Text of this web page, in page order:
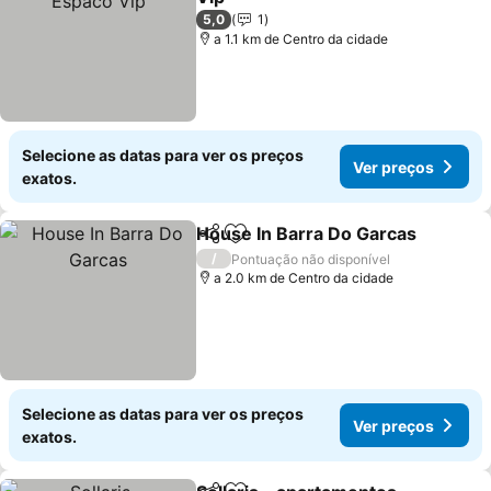
5,0
1
a 1.1 km de Centro da cidade
Selecione as datas para ver os preços
exatos.
Ver preços
PartilharAdicionar aos favoritos
House In Barra Do Garcas
/
Pontuação não disponível
a 2.0 km de Centro da cidade
Selecione as datas para ver os preços
exatos.
Ver preços